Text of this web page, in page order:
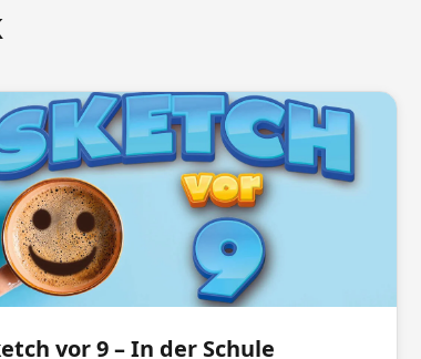
vor 9 – In der Schule